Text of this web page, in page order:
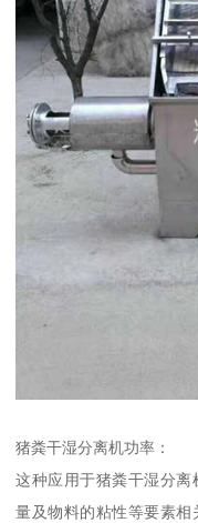
猪粪干湿分离机功率：
这种应用于猪粪干湿分
量及物料的粘性等要素